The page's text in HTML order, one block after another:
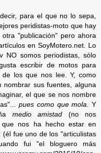
para el que no lo sepa,
peridistas-moto que hay
"publicación" pero ahora
en SoyMotero.net. Lo
NO somos periodistas, sólo
escribir de motos para
los que nos lee. Y, como
sus fuentes, alguna
el que se nos nombre
pues como que mola . Y
medio amistad (no nos
que nos ha hecho estar en
fue uno de los "articulistas
fui "el bloguero más